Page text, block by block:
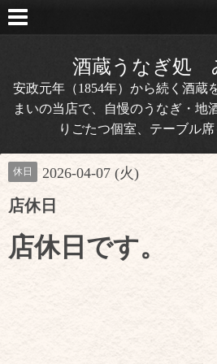
酒蔵うなぎ処
安政元年（1854年）から続く酒蔵
まいの当店で、自慢のうなぎ・地
りごたつ個室、テーブル席
休日 2026-04-07 (火)
店休日
店休日です。